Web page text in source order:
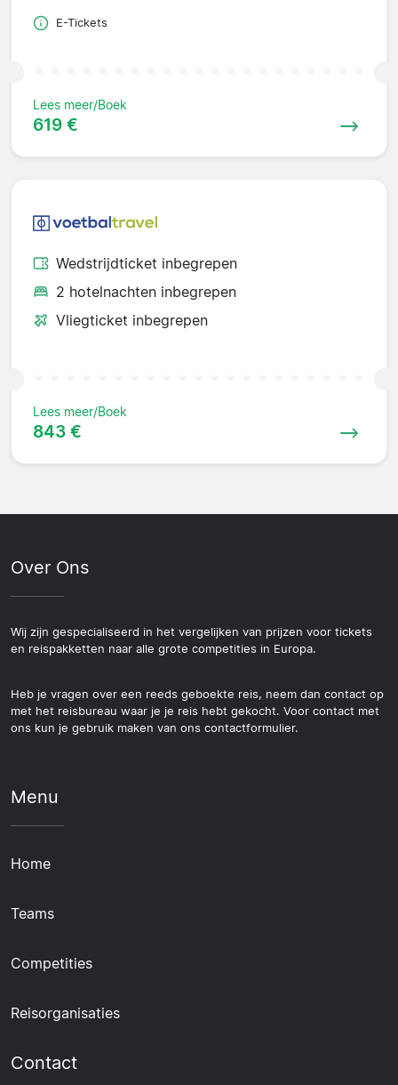
E-Tickets
Lees meer/Boek
619 €
Wedstrijdticket inbegrepen
2 hotelnachten inbegrepen
Vliegticket inbegrepen
Lees meer/Boek
843 €
Over Ons
Wij zijn gespecialiseerd in het vergelijken van prijzen voor tickets
en reispakketten naar alle grote competities in Europa.
Heb je vragen over een reeds geboekte reis, neem dan contact op
met het reisbureau waar je je reis hebt gekocht. Voor contact met
ons kun je gebruik maken van ons contactformulier.
Menu
Home
Teams
Competities
Reisorganisaties
Contact